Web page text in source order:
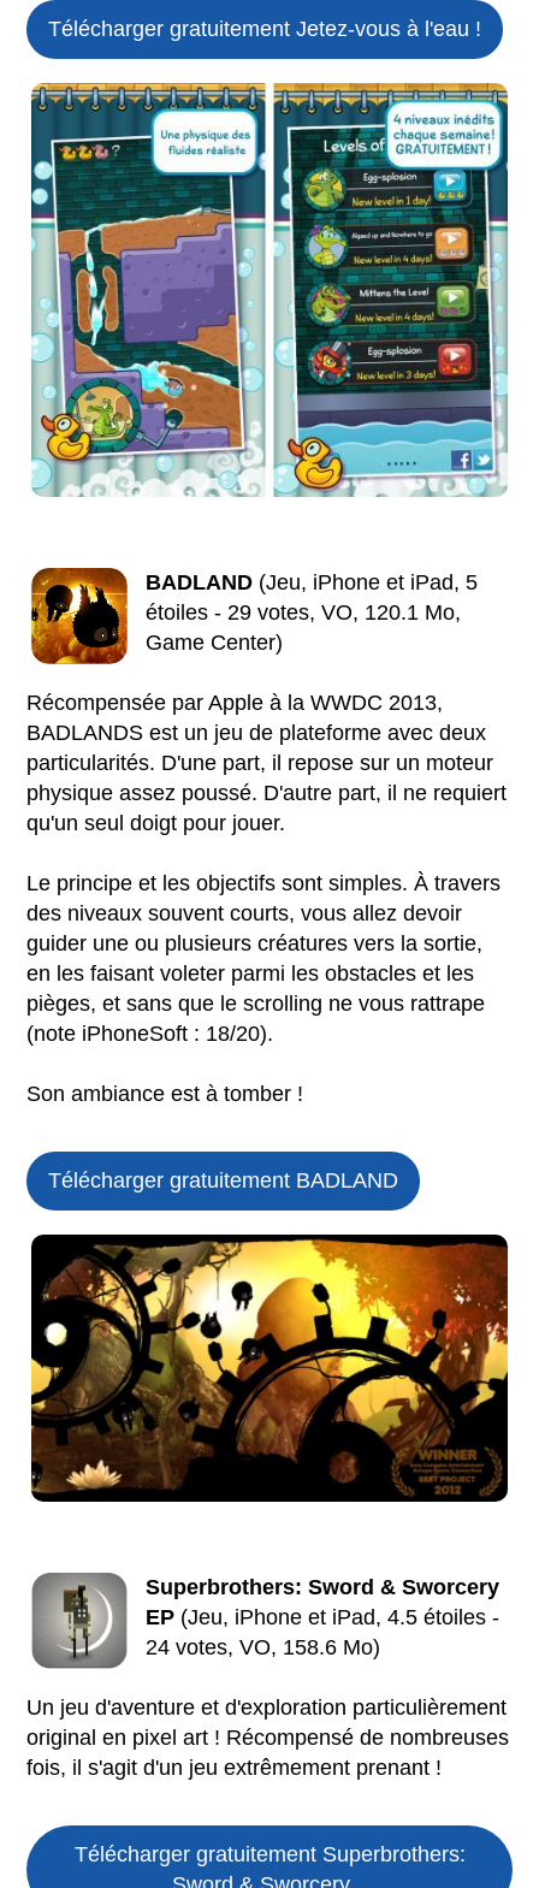
Télécharger gratuitement Jetez-vous à l'eau !
BADLAND (Jeu, iPhone et iPad, 5
étoiles - 29 votes, VO, 120.1 Mo,
Game Center)
Récompensée par Apple à la WWDC 2013,
BADLANDS est un jeu de plateforme avec deux
particularités. D'une part, il repose sur un moteur
physique assez poussé. D'autre part, il ne requiert
qu'un seul doigt pour jouer.
Le principe et les objectifs sont simples. À travers
des niveaux souvent courts, vous allez devoir
guider une ou plusieurs créatures vers la sortie,
en les faisant voleter parmi les obstacles et les
pièges, et sans que le scrolling ne vous rattrape
(note iPhoneSoft : 18/20).
Son ambiance est à tomber !
Télécharger gratuitement BADLAND
Superbrothers: Sword & Sworcery
EP (Jeu, iPhone et iPad, 4.5 étoiles -
24 votes, VO, 158.6 Mo)
Un jeu d'aventure et d'exploration particulièrement
original en pixel art ! Récompensé de nombreuses
fois, il s'agit d'un jeu extrêmement prenant !
Télécharger gratuitement Superbrothers: